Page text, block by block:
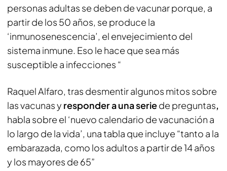
personas adultas se deben de vacunar porque, a
partir de los 50 años, se produce la
‘inmunosenescencia’, el envejecimiento del
sistema inmune. Eso le hace que sea más
susceptible a infecciones “
Raquel Alfaro, tras desmentir algunos mitos sobre
las vacunas y responder a una seriede preguntas,
habla sobre el ‘nuevo calendario de vacunación a
lo largo de la vida’, una tabla que incluye “tanto a la
embarazada, como los adultos a partir de 14 años
y los mayores de 65”